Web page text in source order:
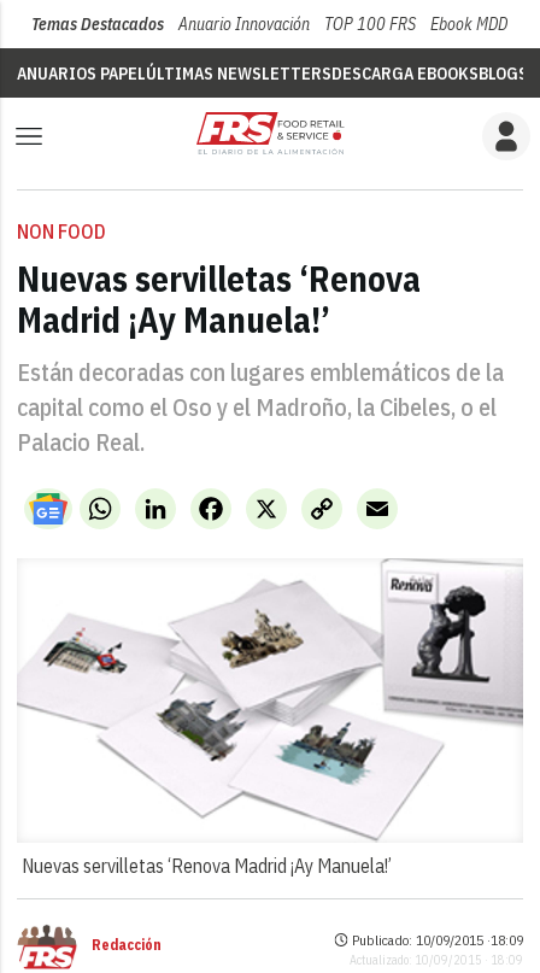
Temas Destacados Anuario Innovación TOP 100 FRS Ebook MDD
ANUARIOS PAPELÚLTIMAS NEWSLETTERSDESCARGA EBOOKSBLOGS
NON FOOD
Nuevas servilletas ‘Renova
Madrid ¡Ay Manuela!’
Están decoradas con lugares emblemáticos de la
capital como el Oso y el Madroño, la Cibeles, o el
Palacio Real.
WhatsAppLinkedIn X
Facebook
Copy
Link
Email
Nuevas servilletas ‘Renova Madrid ¡Ay Manuela!’
Redacción Publicado: 10/09/2015 ·18:09
Actualizado: 10/09/2015 · 18:09